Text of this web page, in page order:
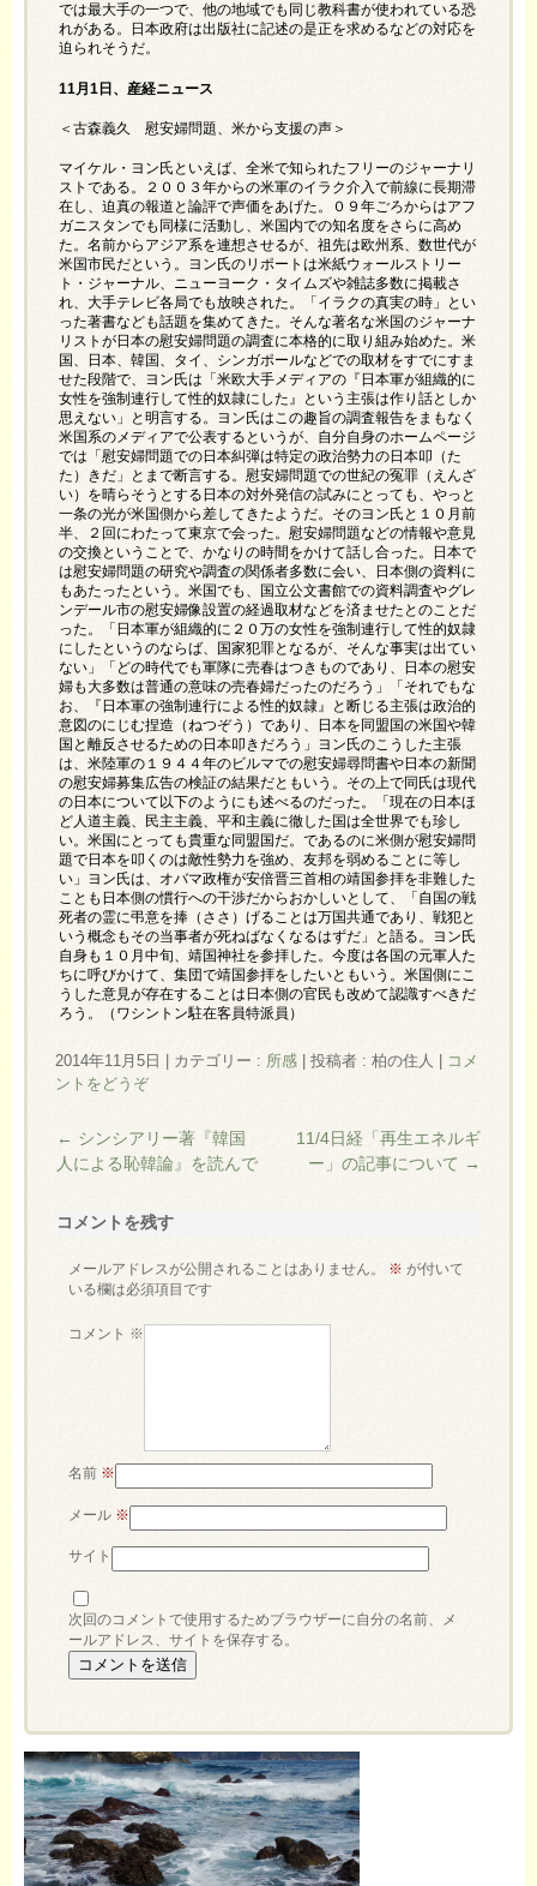
では最大手の一つで、他の地域でも同じ教科書が使われている恐
れがある。日本政府は出版社に記述の是正を求めるなどの対応を
迫られそうだ。
11 月1日、産経ニュース
＜古森義久 慰安婦問題、米から支援の声＞
マイケル・ヨン氏といえば、全米で知られたフリーのジャーナリ
ストである。２００３年からの米軍のイラク介入で前線に長期滞
在し、迫真の報道と論評で声価をあげた。０９年ごろからはアフ
ガニスタンでも同様に活動し、米国内での知名度をさらに高め
た。名前からアジア系を連想させるが、祖先は欧州系、数世代が
米国市民だという。ヨン氏のリポートは米紙ウォールストリー
ト・ジャーナル、ニューヨーク・タイムズや雑誌多数に掲載さ
れ、大手テレビ各局でも放映された。「イラクの真実の時」とい
った著書なども話題を集めてきた。そんな著名な米国のジャーナ
リストが日本の慰安婦問題の調査に本格的に取り組み始めた。米
国、日本、韓国、タイ、シンガポールなどでの取材をすでにすま
せた段階で、ヨン氏は「米欧大手メディアの『日本軍が組織的に
女性を強制連行して性的奴隷にした』という主張は作り話としか
思えない」と明言する。ヨン氏はこの趣旨の調査報告をまもなく
米国系のメディアで公表するというが、自分自身のホームページ
では「慰安婦問題での日本糾弾は特定の政治勢力の日本叩（た
た）きだ」とまで断言する。慰安婦問題での世紀の冤罪（えんざ
い）を晴らそうとする日本の対外発信の試みにとっても、やっと
一条の光が米国側から差してきたようだ。そのヨン氏と１０月前
半、２回にわたって東京で会った。慰安婦問題などの情報や意見
の交換ということで、かなりの時間をかけて話し合った。日本で
は慰安婦問題の研究や調査の関係者多数に会い、日本側の資料に
もあたったという。米国でも、国立公文書館での資料調査やグレ
ンデール市の慰安婦像設置の経過取材などを済ませたとのことだ
った。「日本軍が組織的に２０万の女性を強制連行して性的奴隷
にしたというのならば、国家犯罪となるが、そんな事実は出てい
ない」「どの時代でも軍隊に売春はつきものであり、日本の慰安
婦も大多数は普通の意味の売春婦だったのだろう」「それでもな
お、『日本軍の強制連行による性的奴隷』と断じる主張は政治的
意図のにじむ捏造（ねつぞう）であり、日本を同盟国の米国や韓
国と離反させるための日本叩きだろう」ヨン氏のこうした主張
は、米陸軍の１９４４年のビルマでの慰安婦尋問書や日本の新聞
の慰安婦募集広告の検証の結果だともいう。その上で同氏は現代
の日本について以下のようにも述べるのだった。「現在の日本ほ
ど人道主義、民主主義、平和主義に徹した国は全世界でも珍し
い。米国にとっても貴重な同盟国だ。であるのに米側が慰安婦問
題で日本を叩くのは敵性勢力を強め、友邦を弱めることに等し
い」ヨン氏は、オバマ政権が安倍晋三首相の靖国参拝を非難した
ことも日本側の慣行への干渉だからおかしいとして、「自国の戦
死者の霊に弔意を捧（ささ）げることは万国共通であり、戦犯と
いう概念もその当事者が死ねばなくなるはずだ」と語る。ヨン氏
自身も１０月中旬、靖国神社を参拝した。今度は各国の元軍人た
ちに呼びかけて、集団で靖国参拝をしたいともいう。米国側にこ
うした意見が存在することは日本側の官民も改めて認識すべきだ
ろう。（ワシントン駐在客員特派員）
2014年11月5日 カテゴリー : 所感 投稿者 : 柏の住人
コメ
ントをどうぞ
← シンシアリー著『韓国
人による恥韓論』を読んで
11/4日経「再生エネルギ
ー」の記事について →
コメントを残す
メールアドレスが公開されることはありません。 ※ が付いて
いる欄は必須項目です
コメント ※
名前 ※
メール ※
サイト
次回のコメントで使用するためブラウザーに自分の名前、メ
ールアドレス、サイトを保存する。